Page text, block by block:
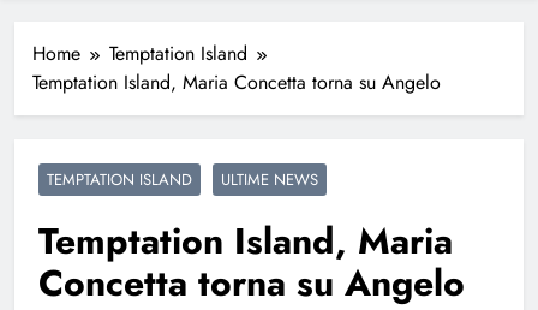
Home
Temptation Island
Temptation Island, Maria Concetta torna su Angelo
TEMPTATION ISLAND ULTIME NEWS
Temptation Island, Maria
Concetta torna su Angelo